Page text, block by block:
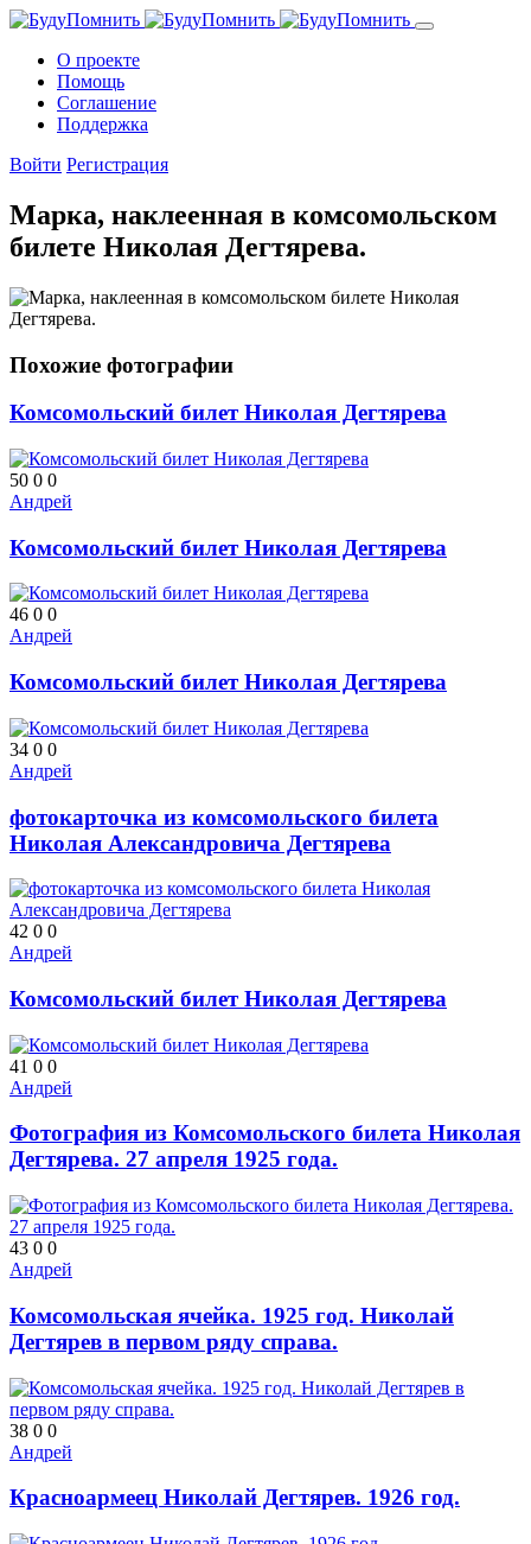
О проекте
Помощь
Cоглашение
Поддержка
Войти Регистрация
Марка, наклеенная в комсомольском
билете Николая Дегтярева.
Похожие фотографии
Комсомольский билет Николая Дегтярева
50 0 0
Андрей
Комсомольский билет Николая Дегтярева
46 0 0
Андрей
Комсомольский билет Николая Дегтярева
34 0 0
Андрей
фотокарточка из комсомольского билета
Николая Александровича Дегтярева
42 0 0
Андрей
Комсомольский билет Николая Дегтярева
41 0 0
Андрей
Фотография из Комсомольского билета Николая
Дегтярева. 27 апреля 1925 года.
43 0 0
Андрей
Комсомольская ячейка. 1925 год. Николай
Дегтярев в первом ряду справа.
38 0 0
Андрей
Красноармеец Николай Дегтярев. 1926 год.